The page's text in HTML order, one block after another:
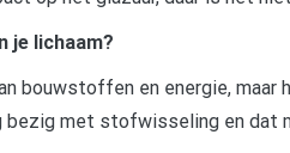
je lichaam?
bouwstoffen en energie,
bezig met stofwisseling en dat